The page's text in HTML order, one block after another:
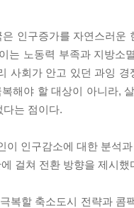
인구증가를 자연스러
는 노동력 부족과 지방소
사회가 안고 있던 과잉
해야 할 대상이 아니라,
다는 점이다.
이 인구감소에 대한 분석
걸쳐 전환 방향을 제시
복할 축소도시 전략과